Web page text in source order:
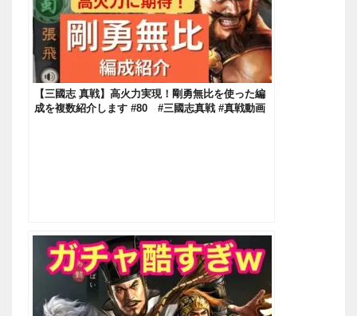
【三國志 真戦】高火力実現！剛勇無比を使った編
成を複数紹介します #80 #三國志真戦 #真戦動画